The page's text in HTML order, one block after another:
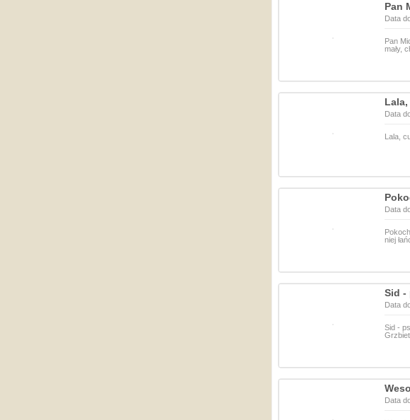
Pan
Data
Pan
mały,
Data
Lala,
Data
niej
Sid -
Data
Sid -
Data